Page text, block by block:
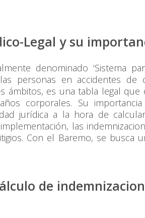
Legal y su
denominado ‘Sistema
personas en accidentes de
ámbitos, es una tabla legal que
corporales. Su
jurídica a la hora de
las
Con el Baremo, se busca
de